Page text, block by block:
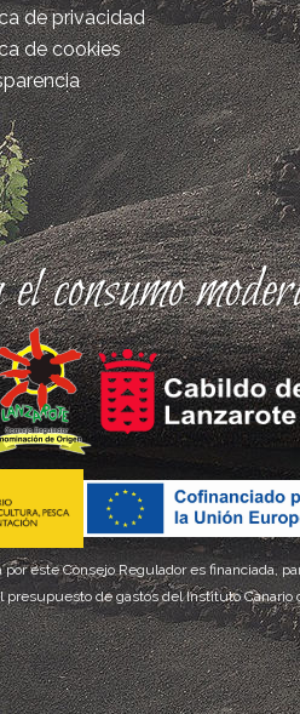
de privacidad
de cookies
consumo
este Consejo Regulador es financiada,
de gastos del Instituto Canario